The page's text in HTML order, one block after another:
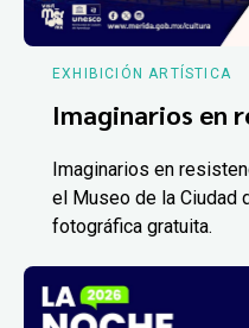
EXHIBICIÓN ARTÍSTICA
Imaginarios en
Imaginarios en
el Museo de la Ciudad
fotográfica gratuita.